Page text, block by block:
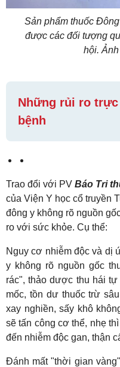
Sản phẩm thuốc
được các đối tượng
hội.
​Những rủi ro
bệnh
Trao đổi với PV Báo Tri
của Viện Y học cổ truyền
đông y không rõ nguồn
ro với sức khỏe. Cụ thể:
Nguy cơ nhiễm độc và dị
y không rõ nguồn gốc
rác", thảo dược thu hái
mốc, tồn dư thuốc trừ
xay nghiền, sấy khô
sẽ tấn công cơ thể, nhẹ
đến nhiễm độc gan, thận
Đánh mất "thời gian